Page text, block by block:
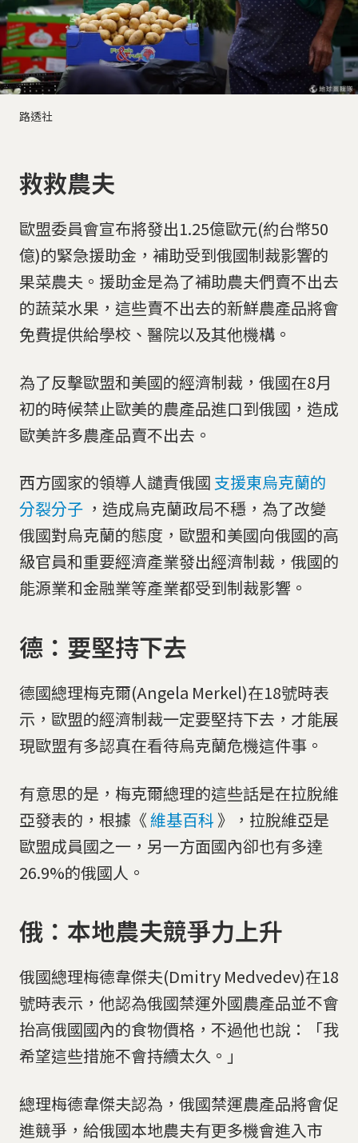
路透社
救救農夫
歐盟委員會宣布將發出1.25億歐元(約台幣50
億)的緊急援助金，補助受到俄國制裁影響的
果菜農夫。援助金是為了補助農夫們賣不出去
的蔬菜水果，這些賣不出去的新鮮農產品將會
免費提供給學校、醫院以及其他機構。
為了反擊歐盟和美國的經濟制裁，俄國在8月
初的時候禁止歐美的農產品進口到俄國，造成
歐美許多農產品賣不出去。
西方國家的領導人譴責俄國 支援東烏克蘭的
分裂分子 ，造成烏克蘭政局不穩，為了改變
俄國對烏克蘭的態度，歐盟和美國向俄國的高
級官員和重要經濟產業發出經濟制裁，俄國的
能源業和金融業等產業都受到制裁影響。
德：要堅持下去
德國總理梅克爾(Angela Merkel)在18號時表
示，歐盟的經濟制裁一定要堅持下去，才能展
現歐盟有多認真在看待烏克蘭危機這件事。
有意思的是，梅克爾總理的這些話是在拉脫維
亞發表的，根據《維基百科 》，拉脫維亞是
歐盟成員國之一，另一方面國內卻也有多達
26.9%的俄國人。
俄：本地農夫競爭力上升
俄國總理梅德韋傑夫(Dmitry Medvedev)在18
號時表示，他認為俄國禁運外國農產品並不會
抬高俄國國內的食物價格，不過他也說：「我
希望這些措施不會持續太久。」
總理梅德韋傑夫認為，俄國禁運農產品將會促
進競爭，給俄國本地農夫有更多機會進入市